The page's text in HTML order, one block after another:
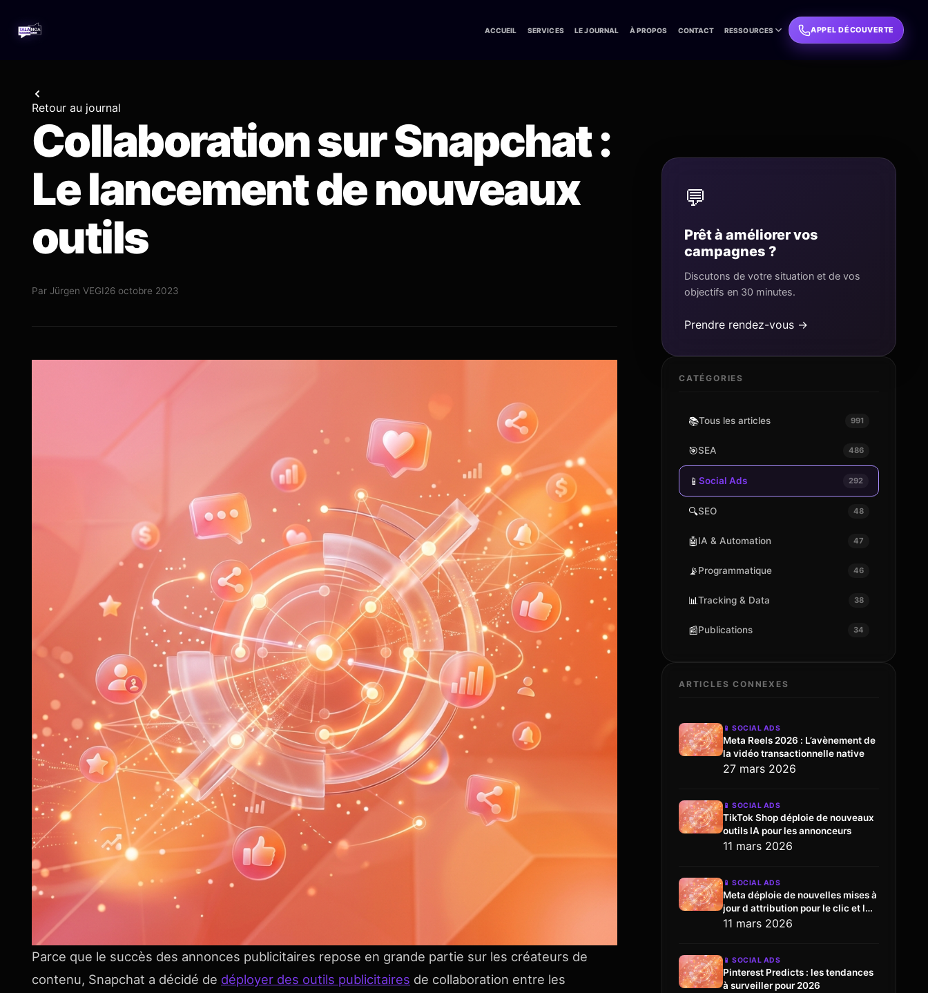
ACCUEIL SERVICES LE JOURNAL À PROPOS CONTACT RESSOURCES APPEL DÉCOUVERTE
Retour au journal
Collaboration sur Snapchat :
Le lancement de nouveaux
outils
Par Jürgen VEGI26 octobre 2023
Parce que le succès des annonces publicitaires repose en grande partie sur les créateurs de
contenu, Snapchat a décidé de déployer des outils publicitaires de collaboration entre les
💬
Prêt à améliorer vos
campagnes ?
Discutons de votre situation et de vos
objectifs en 30 minutes.
Prendre rendez-vous →
CATÉGORIES
📚Tous les articles 991
🎯SEA 486
📱 Social Ads 292
🔍SEO 48
🤖IA & Automation 47
📡Programmatique 46
📊Tracking & Data 38
📰Publications 34
ARTICLES CONNEXES
📱 SOCIAL ADS
Meta Reels 2026 : L’avènement de
la vidéo transactionnelle native
27 mars 2026
📱 SOCIAL ADS
TikTok Shop déploie de nouveaux
outils IA pour les annonceurs
11 mars 2026
📱 SOCIAL ADS
Meta déploie de nouvelles mises à
jour d attribution pour le clic et l
engagement
11 mars 2026
📱 SOCIAL ADS
Pinterest Predicts : les tendances
à surveiller pour 2026